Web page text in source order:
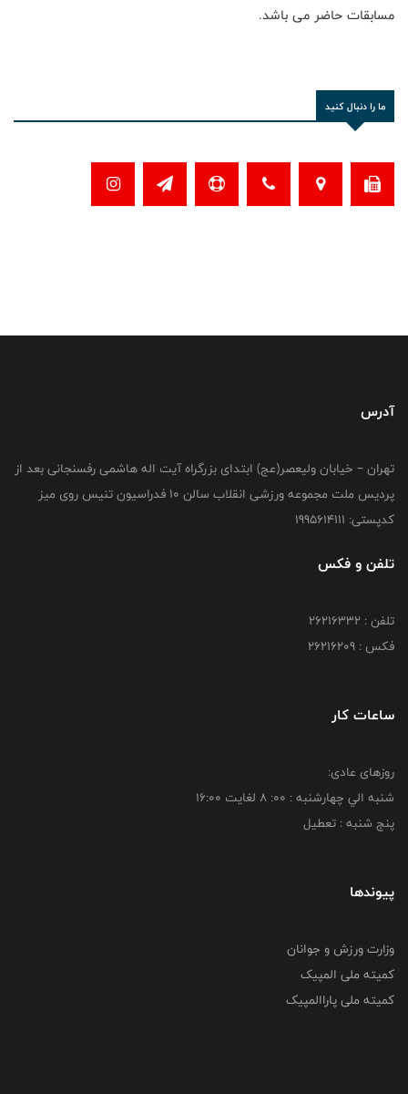
مسابقات حاضر مى باشد.
ما را دنبال کنید
آدرس
تهران – خیابان ولیعصر(عج) ابتدای بزرگراه آیت اله هاشمی رفسنجانی بعد از
پردیس ملت مجموعه ورزشی انقلاب سالن 10 فدراسیون تنیس روی میز
کدپستی: 1995614111
تلفن و فکس
تلفن : 26216332
فکس : 26216209
ساعات کار
روزهای عادی:
شنبه الي چهارشنبه : 00: 8 لغايت 16:00
پنج شنبه : تعطیل
پیوندها
وزارت ورزش و جوانان
کمیته ملی المپیک
کمیته ملی پاراالمپیک